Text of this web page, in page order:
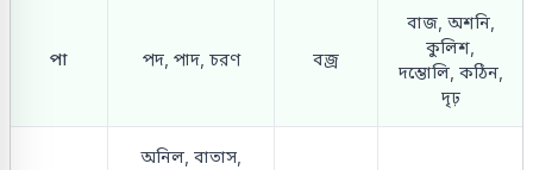
পা পদ, পাদ, চরণ বজ্র
বাজ, অশনি,
কুলিশ,
দম্ভোলি, কঠিন,
দৃঢ়
অনিল, বাতাস,